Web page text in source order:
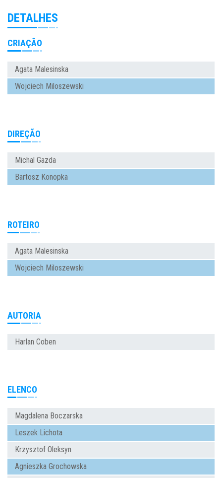
DETALHES
CRIAÇÃO
Agata Malesinska
Wojciech Miloszewski
DIREÇÃO
Michal Gazda
Bartosz Konopka
ROTEIRO
Agata Malesinska
Wojciech Miloszewski
AUTORIA
Harlan Coben
ELENCO
Magdalena Boczarska
Leszek Lichota
Krzysztof Oleksyn
Agnieszka Grochowska